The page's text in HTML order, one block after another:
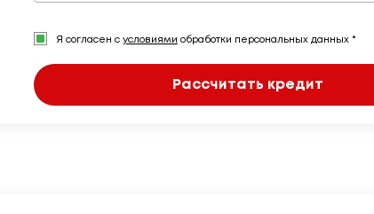
Я согласен с условиями обработки персональных данных *
Рассчитать кредит